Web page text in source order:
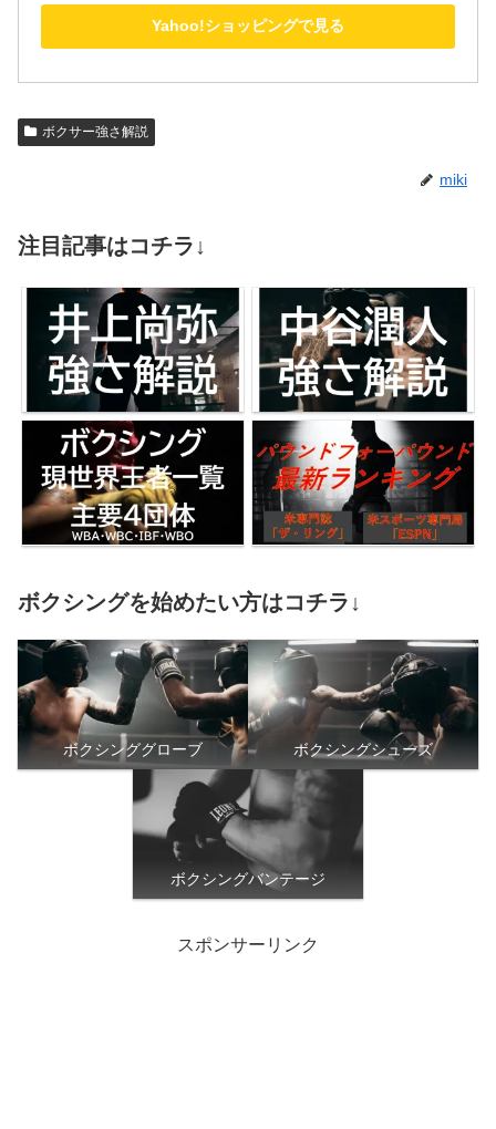
Yahoo!ショッピングで見る
ボクサー強さ解説
miki
注目記事はコチラ↓
ボクシングを始めたい方はコチラ↓
ボクシンググローブ ボクシングシューズ
ボクシングバンテージ
スポンサーリンク